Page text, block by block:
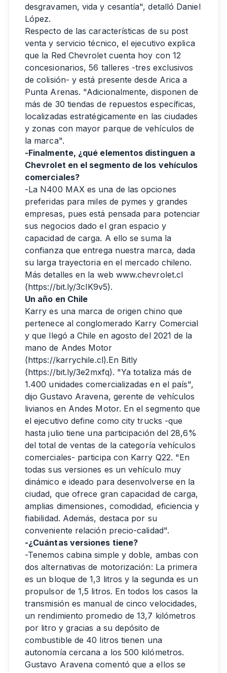
desgravamen, vida y cesantía", detalló Daniel
López.
Respecto de las características de su post
venta y servicio técnico, el ejecutivo explica
que la Red Chevrolet cuenta hoy con 12
concesionarios, 56 talleres -tres exclusivos
de colisión- y está presente desde Arica a
Punta Arenas. "Adicionalmente, disponen de
más de 30 tiendas de repuestos específicas,
localizadas estratégicamente en las ciudades
y zonas con mayor parque de vehículos de
la marca".
-Finalmente, ¿qué elementos distinguen a
Chevrolet en el segmento de los vehículos
comerciales?
-La N400 MAX es una de las opciones
preferidas para miles de pymes y grandes
empresas, pues está pensada para potenciar
sus negocios dado el gran espacio y
capacidad de carga. A ello se suma la
confianza que entrega nuestra marca, dada
su larga trayectoria en el mercado chileno.
Más detalles en la web www.chevrolet.cl
(https://bit.ly/3clK9v5).
Un año en Chile
Karry es una marca de origen chino que
pertenece al conglomerado Karry Comercial
y que llegó a Chile en agosto del 2021 de la
mano de Andes Motor
(https://karrychile.cl).En Bitly
(https://bit.ly/3e2mxfq). "Ya totaliza más de
1.400 unidades comercializadas en el país",
dijo Gustavo Aravena, gerente de vehículos
livianos en Andes Motor. En el segmento que
el ejecutivo define como city trucks -que
hasta julio tiene una participación del 28,6%
del total de ventas de la categoría vehículos
comerciales- participa con Karry Q22. "En
todas sus versiones es un vehículo muy
dinámico e ideado para desenvolverse en la
ciudad, que ofrece gran capacidad de carga,
amplias dimensiones, comodidad, eficiencia y
fiabilidad. Además, destaca por su
conveniente relación precio-calidad".
-¿Cuántas versiones tiene?
-Tenemos cabina simple y doble, ambas con
dos alternativas de motorización: La primera
es un bloque de 1,3 litros y la segunda es un
propulsor de 1,5 litros. En todos los casos la
transmisión es manual de cinco velocidades,
un rendimiento promedio de 13,7 kilómetros
por litro y gracias a su depósito de
combustible de 40 litros tienen una
autonomía cercana a los 500 kilómetros.
Gustavo Aravena comentó que a ellos se